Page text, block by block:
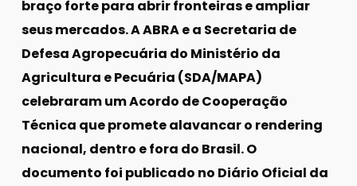
braço forte para abrir fronteiras e ampliar
seus mercados. A ABRA e a Secretaria de
Defesa Agropecuária do Ministério da
Agricultura e Pecuária (SDA/MAPA)
celebraram um Acordo de Cooperação
Técnica que promete alavancar o rendering
nacional, dentro e fora do Brasil. O
documento foi publicado no Diário Oficial da